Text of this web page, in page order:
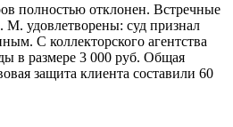
полностью отклонен. Встречные
удовлетворены: суд признал
С коллекторского агентства
в размере 3 000 руб. Общая
защита клиента составили 60